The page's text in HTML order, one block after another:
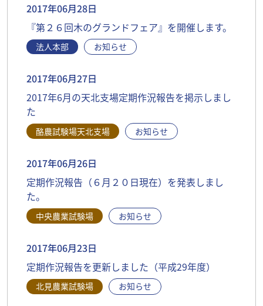
2017年06月28日
『第２６回木のグランドフェア』を開催します。
法人本部 お知らせ
2017年06月27日
2017年6月の天北支場定期作況報告を掲示しまし
た
酪農試験場天北支場 お知らせ
2017年06月26日
定期作況報告（６月２０日現在）を発表しまし
た。
中央農業試験場 お知らせ
2017年06月23日
定期作況報告を更新しました（平成29年度）
北見農業試験場 お知らせ